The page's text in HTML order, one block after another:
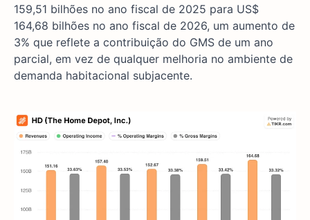
159,51 bilhões no ano fiscal de 2025 para US$
164,68 bilhões no ano fiscal de 2026, um aumento de
3% que reflete a contribuição do GMS de um ano
parcial, em vez de qualquer melhoria no ambiente de
demanda habitacional subjacente.